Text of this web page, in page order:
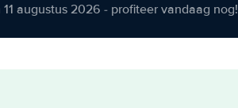
augustus 2026 - profiteer vandaag nog!